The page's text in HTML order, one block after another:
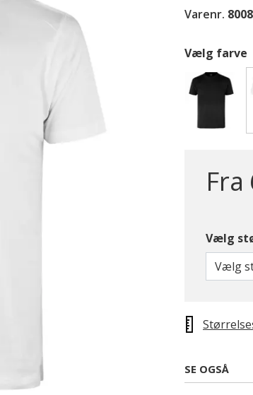
Varenr.
Vælg farve
Fra
Vælg
Vælg
SE OGSÅ